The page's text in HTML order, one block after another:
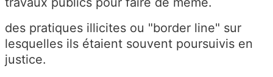
des pratiques illicites ou "border line" sur
lesquelles ils étaient souvent poursuivis en
justice.